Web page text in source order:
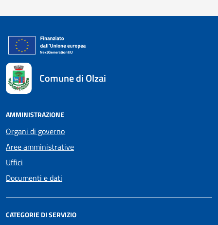
Comune di Olzai
AMMINISTRAZIONE
Organi di governo
Aree amministrative
Uffici
Documenti e dati
CATEGORIE DI SERVIZIO